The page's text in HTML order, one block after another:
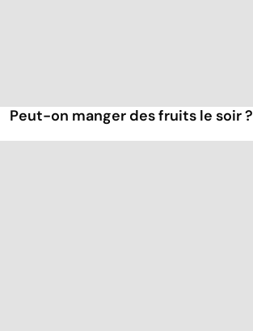
Peut-on manger des fruits le soir ?